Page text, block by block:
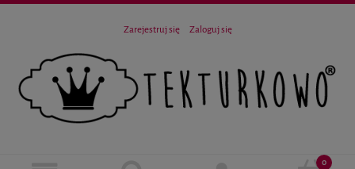
Zarejestruj się Zaloguj się